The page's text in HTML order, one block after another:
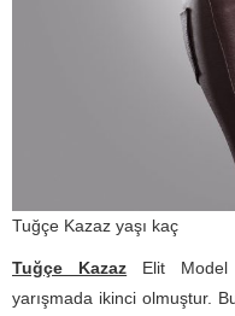
Tuğçe Kazaz yaşı kaç
Tuğçe Kazaz Elit Model
yarışmada ikinci olmuştur.